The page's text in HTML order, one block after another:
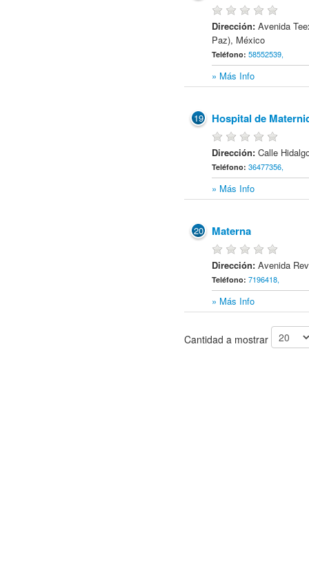
Dirección:Avenida
Paz), México
Teléfono:58552539,
» Más Info
19 Hospital de
Dirección:Calle
Teléfono:36477356,
» Más Info
20 Materna
Dirección:Avenida
Teléfono:7196418,
» Más Info
Cantidad a mostrar